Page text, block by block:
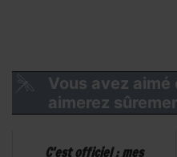
Vous avez
aimerez
C’est officiel : mes